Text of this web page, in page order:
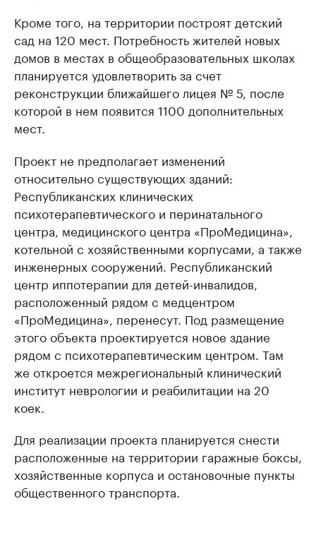
Кроме того, на территории построят детский
сад на 120 мест. Потребность жителей новых
домов в местах в общеобразовательных школах
планируется удовлетворить за счет
реконструкции ближайшего лицея № 5, после
которой в нем появится 1100 дополнительных
мест.
Проект не предполагает изменений
относительно существующих зданий:
Республиканских клинических
психотерапевтического и перинатального
центра, медицинского центра «ПроМедицина»,
котельной с хозяйственными корпусами, а также
инженерных сооружений. Республиканский
центр иппотерапии для детей-инвалидов,
расположенный рядом с медцентром
«ПроМедицина», перенесут. Под размещение
этого объекта проектируется новое здание
рядом с психотерапевтическим центром. Там
же откроется межрегиональный клинический
институт неврологии и реабилитации на 20
коек.
Для реализации проекта планируется снести
расположенные на территории гаражные боксы,
хозяйственные корпуса и остановочные пункты
общественного транспорта.